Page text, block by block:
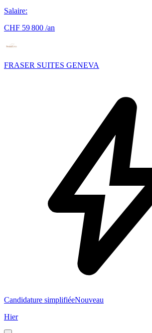
Salaire:
CHF 59 800 /an
FRASER SUITES GENEVA
Candidature simplifiéeNouveau
Hier